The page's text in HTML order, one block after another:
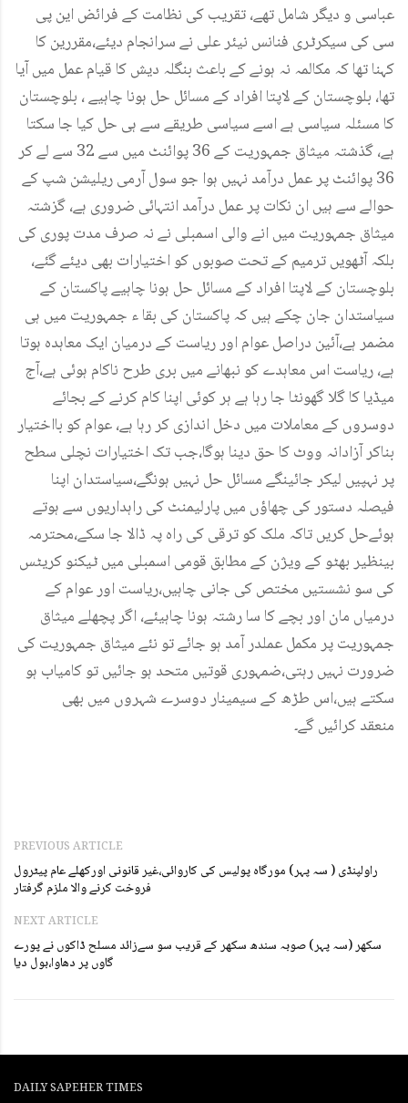
عباسی و دیگر شامل تھے، تقریب کی نظامت کے فرائض این پی
سی کی سیکرٹری فنانس نیئر علی نے سرانجام دیئے،مقررین کا
کہنا تھا کہ مکالمہ نہ ہونے کے باعث بنگلہ دیش کا قیام عمل میں آیا
تھا، بلوچستان کے لاپتا افراد کے مسائل حل ہونا چاہیے ، بلوچستان
کا مسئلہ سیاسی ہے اسے سیاسی طریقے سے ہی حل کیا جا سکتا
ہے، گذشتہ میثاق جمہوریت کے 36 پوائنٹ میں سے 32 سے لے کر
36 پوائنٹ پر عمل درآمد نہیں ہوا جو سول آرمی ریلیشن شپ کے
حوالے سے ہیں ان نکات پر عمل درآمد انتہائی ضروری ہے، گزشتہ
میثاق جمہوریت میں انے والی اسمبلی نے نہ صرف مدت پوری کی
بلکہ آٹھویں ترمیم کے تحت صوبوں کو اختیارات بھی دیئے گئے،
بلوچستان کے لاپتا افراد کے مسائل حل ہونا چاہیے پاکستان کے
سیاستدان جان چکے ہیں کہ پاکستان کی بقا ء جمہوریت میں ہی
مضمر ہے،آئین دراصل عوام اور ریاست کے درمیان ایک معاہدہ ہوتا
ہے، ریاست اس معاہدے کو نبھانے میں بری طرح ناکام ہوئی ہے،آج
میڈیا کا گلا گھونٹا جا رہا ہے ہر کوئی اپنا کام کرنے کے بجائے
دوسروں کے معاملات میں دخل اندازی کر رہا ہے، عوام کو بااختیار
بناکر آزادانہ ووٹ کا حق دینا ہوگا،جب تک اختیارات نچلی سطح
پر نہپیں لیکر جائینگے مسائل حل نہیں ہونگے،سیاستدان اپنا
فیصلہ دستور کی چھاؤں میں پارلیمنٹ کی راہداریوں سے ہوتے
ہوئےحل کریں تاکہ ملک کو ترقی کی راہ پہ ڈالا جا سکے،محترمہ
بینظیر بھٹو کے ویژن کے مطابق قومی اسمبلی میں ٹیکنو کریٹس
کی سو نشستیں مختص کی جانی چاہیں،ریاست اور عوام کے
درمیاں مان اور بچے کا سا رشتہ ہونا چاہیئے، اگر پچھلے میثاق
جمہوریت پر مکمل عملدر آمد ہو جائے تو نئے میثاق جمہوریت کی
ضرورت نہیں رہتی،ضمہوری قوتیں متحد ہو جائیں تو کامیاب ہو
سکتے ہیں،اس طڑھ کے سیمینار دوسرے شہروں میں بھی
منعقد کرائیں گے۔
PREVIOUS ARTICLE
راولپنڈی ( سہ پہر) مورگاہ پولیس کی کاروائی،غیر قانونی اورکھلے عام پیٹرول
فروخت کرنے والا ملزم گرفتار
NEXT ARTICLE
سکھر (سہ پہر) صوبہ سندھ سکھر کے قریب سو سےزائد مسلح ڈاکوں نے پورے
گاوں پر دھاوا،بول دیا
DAILY SAPEHER TIMES